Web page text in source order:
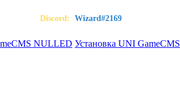
Discord: Wizard#2169
NULLED Установка UNI GameCMS